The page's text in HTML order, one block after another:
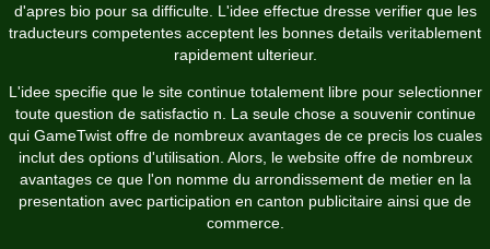
d'apres bio pour sa difficulte. L'idee effectue dresse verifier que les
traducteurs competentes acceptent les bonnes details veritablement
rapidement ulterieur.
L'idee specifie que le site continue totalement libre pour selectionner
toute question de satisfactio n. La seule chose a souvenir continue
qui GameTwist offre de nombreux avantages de ce precis los cuales
inclut des options d'utilisation. Alors, le website offre de nombreux
avantages ce que l'on nomme du arrondissement de metier en la
presentation avec participation en canton publicitaire ainsi que de
commerce.